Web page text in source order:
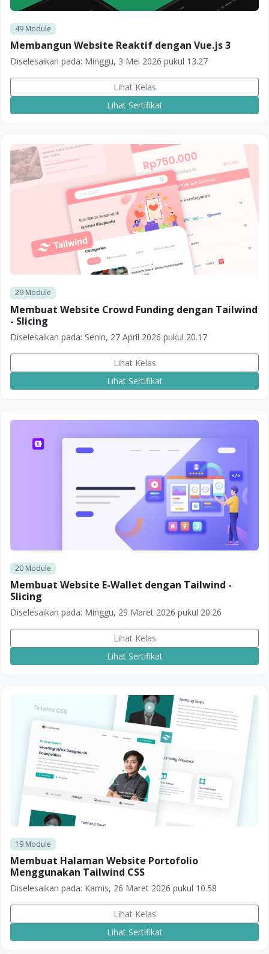
49Module
Membangun Website Reaktif dengan Vue.js 3
Diselesaikan pada: Minggu, 3 Mei 2026 pukul 13.27
Lihat Kelas
Lihat Sertifikat
29Module
Membuat Website Crowd Funding dengan Tailwind
- Slicing
Diselesaikan pada: Senin, 27 April 2026 pukul 20.17
Lihat Kelas
Lihat Sertifikat
20Module
Membuat Website E-Wallet dengan Tailwind -
Slicing
Diselesaikan pada: Minggu, 29 Maret 2026 pukul 20.26
Lihat Kelas
Lihat Sertifikat
19Module
Membuat Halaman Website Portofolio
Menggunakan Tailwind CSS
Diselesaikan pada: Kamis, 26 Maret 2026 pukul 10.58
Lihat Kelas
Lihat Sertifikat